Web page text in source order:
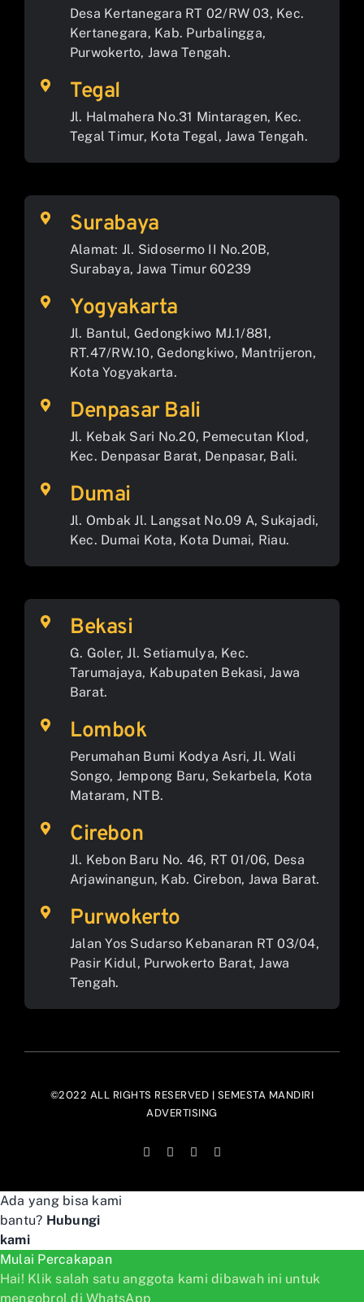
Desa Kertanegara RT 02/RW 03, Kec.
Kertanegara, Kab. Purbalingga,
Purwokerto, Jawa Tengah.
Tegal
Jl. Halmahera No.31 Mintaragen, Kec.
Tegal Timur, Kota Tegal, Jawa Tengah.
Surabaya
Alamat: Jl. Sidosermo II No.20B,
Surabaya, Jawa Timur 60239
Yogyakarta
Jl. Bantul, Gedongkiwo MJ.1/881,
RT.47/RW.10, Gedongkiwo, Mantrijeron,
Kota Yogyakarta.
Denpasar Bali
Jl. Kebak Sari No.20, Pemecutan Klod,
Kec. Denpasar Barat, Denpasar, Bali.
Dumai
Jl. Ombak Jl. Langsat No.09 A, Sukajadi,
Kec. Dumai Kota, Kota Dumai, Riau.
Bekasi
G. Goler, Jl. Setiamulya, Kec.
Tarumajaya, Kabupaten Bekasi, Jawa
Barat.
Lombok
Perumahan Bumi Kodya Asri, Jl. Wali
Songo, Jempong Baru, Sekarbela, Kota
Mataram, NTB.
Cirebon
Jl. Kebon Baru No. 46, RT 01/06, Desa
Arjawinangun, Kab. Cirebon, Jawa Barat.
Purwokerto
Jalan Yos Sudarso Kebanaran RT 03/04,
Pasir Kidul, Purwokerto Barat, Jawa
Tengah.
©2022 ALL RIGHTS RESERVED | SEMESTA MANDIRI
ADVERTISING
Ada yang bisa kami
bantu? Hubungi
kami
Mulai Percakapan
Hai! Klik salah satu anggota kami dibawah ini untuk
mengobrol di WhatsApp